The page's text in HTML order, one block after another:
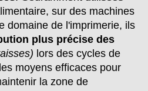
sur des machines
domaine de l'imprimerie, ils
plus précise des
lors des cycles de
moyens efficaces pour
la zone de